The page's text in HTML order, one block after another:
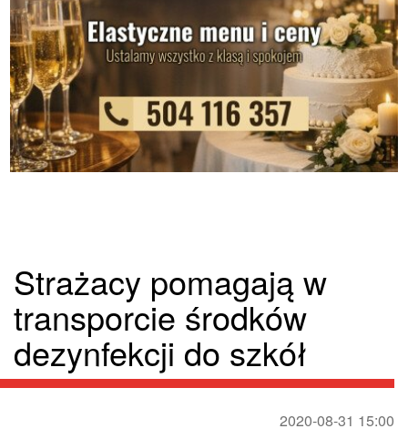
Strażacy pomagają w
transporcie środków
dezynfekcji do szkół
2020-08-31 15:00